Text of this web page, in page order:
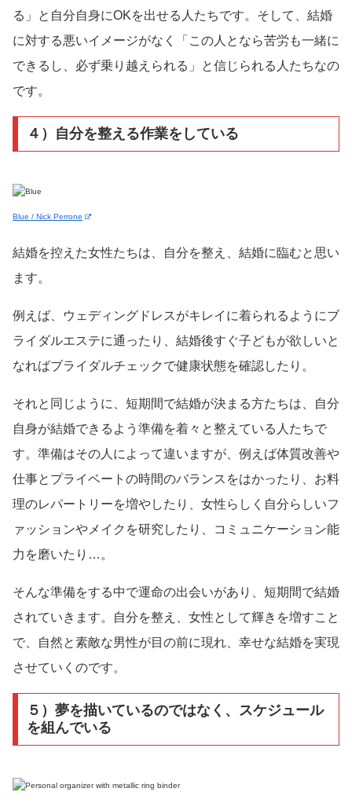
る」と自分自身にOKを出せる人たちです。そして、結婚
に対する悪いイメージがなく「この人となら苦労も一緒に
できるし、必ず乗り越えられる」と信じられる人たちなの
です。
４）自分を整える作業をしている
Blue / Νick Perrone
結婚を控えた女性たちは、自分を整え、結婚に臨むと思い
ます。
例えば、ウェディングドレスがキレイに着られるようにブ
ライダルエステに通ったり、結婚後すぐ子どもが欲しいと
なればブライダルチェックで健康状態を確認したり。
それと同じように、短期間で結婚が決まる方たちは、自分
自身が結婚できるよう準備を着々と整えている人たちで
す。準備はその人によって違いますが、例えば体質改善や
仕事とプライベートの時間のバランスをはかったり、お料
理のレパートリーを増やしたり、女性らしく自分らしいフ
ァッションやメイクを研究したり、コミュニケーション能
力を磨いたり…。
そんな準備をする中で運命の出会いがあり、短期間で結婚
されていきます。自分を整え、女性として輝きを増すこと
で、自然と素敵な男性が目の前に現れ、幸せな結婚を実現
させていくのです。
５）夢を描いているのではなく、スケジュール
を組んでいる